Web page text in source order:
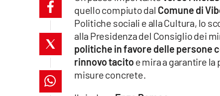
catanzarochannel.it
lacapitalenews.it
quello compiuto dal Comune di
Politiche sociali e alla Cultura, lo
alla Presidenza del Consiglio dei
politiche in favore delle persone
rinnovo tacitoe mira a garantire
misure concrete.